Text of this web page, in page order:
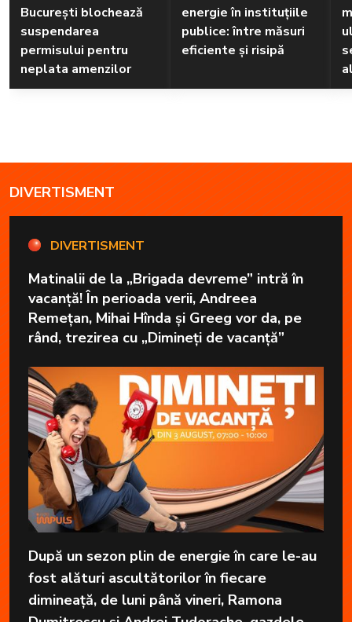
București blochează
suspendarea
permisului pentru
neplata amenzilor
energie în instituțiile
publice: între măsuri
eficiente și risipă
DIVERTISMENT
DIVERTISMENT
Matinalii de la „Brigada devreme” intră în
vacanță! În perioada verii, Andreea
Remețan, Mihai Hînda și Greeg vor da, pe
rând, trezirea cu „Dimineți de vacanță”
După un sezon plin de energie în care le-au
fost alături ascultătorilor în fiecare
dimineață, de luni până vineri, Ramona